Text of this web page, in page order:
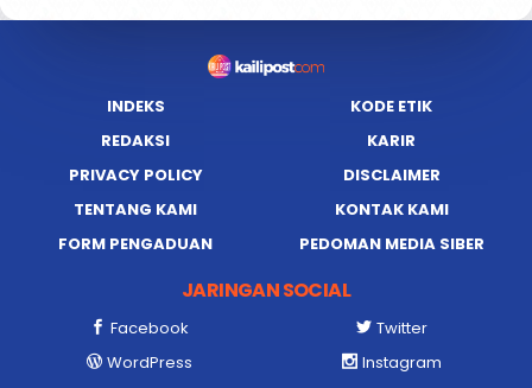
INDEKS
KODE ETIK
REDAKSI
KARIR
PRIVACY POLICY
DISCLAIMER
TENTANG KAMI
KONTAK KAMI
FORM PENGADUAN
PEDOMAN MEDIA SIBER
JARINGAN SOCIAL
Facebook
Twitter
WordPress
Instagram